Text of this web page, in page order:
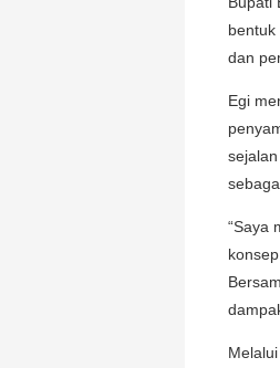
dan
Egi
“Saya